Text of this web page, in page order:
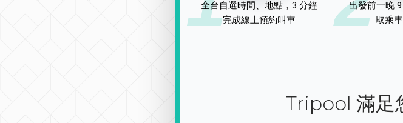
全台自選時間、地點，3 分鐘
完成線上預約叫車
出發前一晚
取乘
Tripool 滿足